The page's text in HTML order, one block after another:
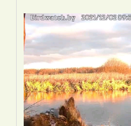
to
by
Lighty